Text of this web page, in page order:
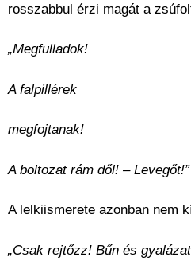
rosszabbul érzi magát a
„Megfulladok!
A falpillérek
megfojtanak!
A boltozat rám dől! – Levegőt!”
A lelkiismerete azonban nem
„Csak rejtőzz! Bűn és gyalázat